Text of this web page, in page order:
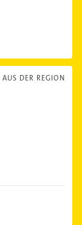
AUS DER REGION